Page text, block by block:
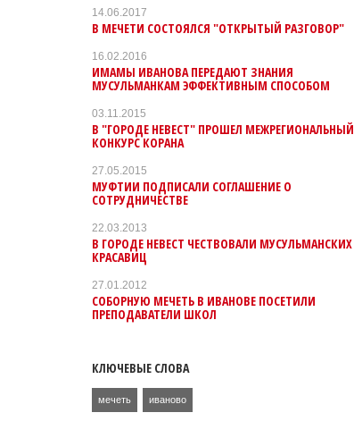
14.06.2017
В МЕЧЕТИ СОСТОЯЛСЯ "ОТКРЫТЫЙ РАЗГОВОР"
16.02.2016
ИМАМЫ ИВАНОВА ПЕРЕДАЮТ ЗНАНИЯ
МУСУЛЬМАНКАМ ЭФФЕКТИВНЫМ СПОСОБОМ
03.11.2015
В "ГОРОДЕ НЕВЕСТ" ПРОШЕЛ МЕЖРЕГИОНАЛЬНЫЙ
КОНКУРС КОРАНА
27.05.2015
МУФТИИ ПОДПИСАЛИ СОГЛАШЕНИЕ О
СОТРУДНИЧЕСТВЕ
22.03.2013
В ГОРОДЕ НЕВЕСТ ЧЕСТВОВАЛИ МУСУЛЬМАНСКИХ
КРАСАВИЦ
27.01.2012
СОБОРНУЮ МЕЧЕТЬ В ИВАНОВЕ ПОСЕТИЛИ
ПРЕПОДАВАТЕЛИ ШКОЛ
КЛЮЧЕВЫЕ СЛОВА
мечеть иваново